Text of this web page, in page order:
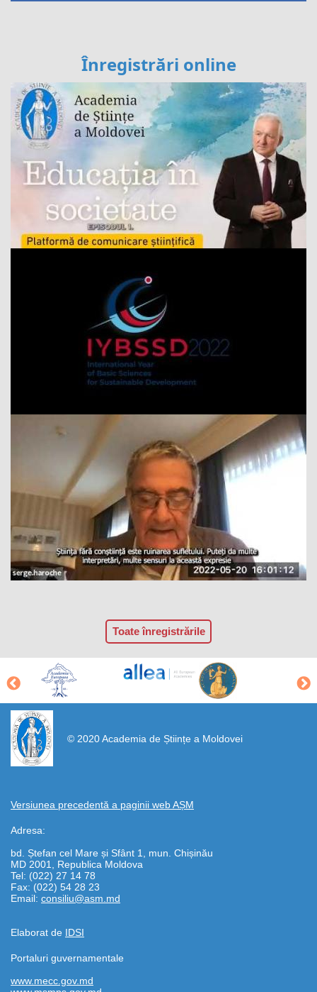
Înregistrări online
Toate înregistrările
© 2020 Academia de Științe a Moldovei
Versiunea precedentă a paginii web AȘM
Adresa:
bd. Ștefan cel Mare și Sfânt 1, mun. Chișinău
MD 2001, Republica Moldova
Tel: (022) 27 14 78
Fax: (022) 54 28 23
Email: consiliu@asm.md
Elaborat de IDSI
https://propletenie.ru/
Portaluri guvernamentale
www.mecc.gov.md